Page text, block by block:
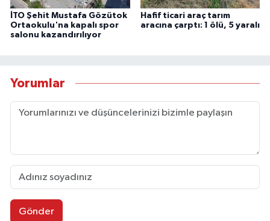
İTO Şehit Mustafa Gözütok
Ortaokulu'na kapalı spor
salonu kazandırılıyor
Hafif ticari araç tarım
aracına çarptı: 1 ölü, 5 yaralı
Yorumlar
Gönder